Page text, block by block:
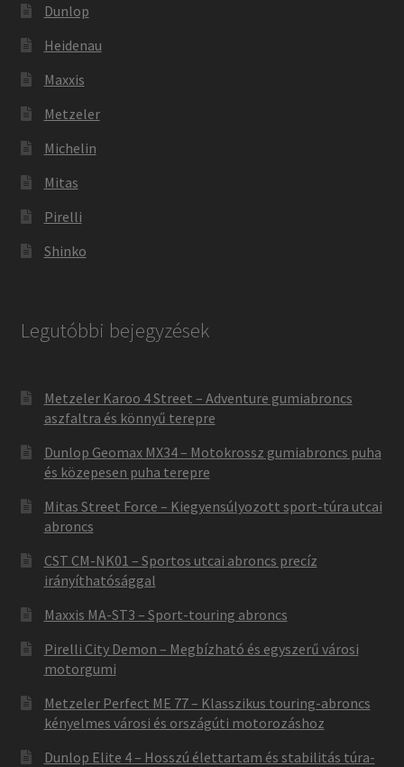
Dunlop
Heidenau
Maxxis
Metzeler
Michelin
Mitas
Pirelli
Shinko
Legutóbbi bejegyzések
Metzeler Karoo 4 Street – Adventure gumiabroncs
aszfaltra és könnyű terepre
Dunlop Geomax MX34 – Motokrossz gumiabroncs puha
és közepesen puha terepre
Mitas Street Force – Kiegyensúlyozott sport-túra utcai
abroncs
CST CM-NK01 – Sportos utcai abroncs precíz
irányíthatósággal
Maxxis MA-ST3 – Sport-touring abroncs
Pirelli City Demon – Megbízható és egyszerű városi
motorgumi
Metzeler Perfect ME 77 – Klasszikus touring-abroncs
kényelmes városi és országúti motorozáshoz
Dunlop Elite 4 – Hosszú élettartam és stabilitás túra-